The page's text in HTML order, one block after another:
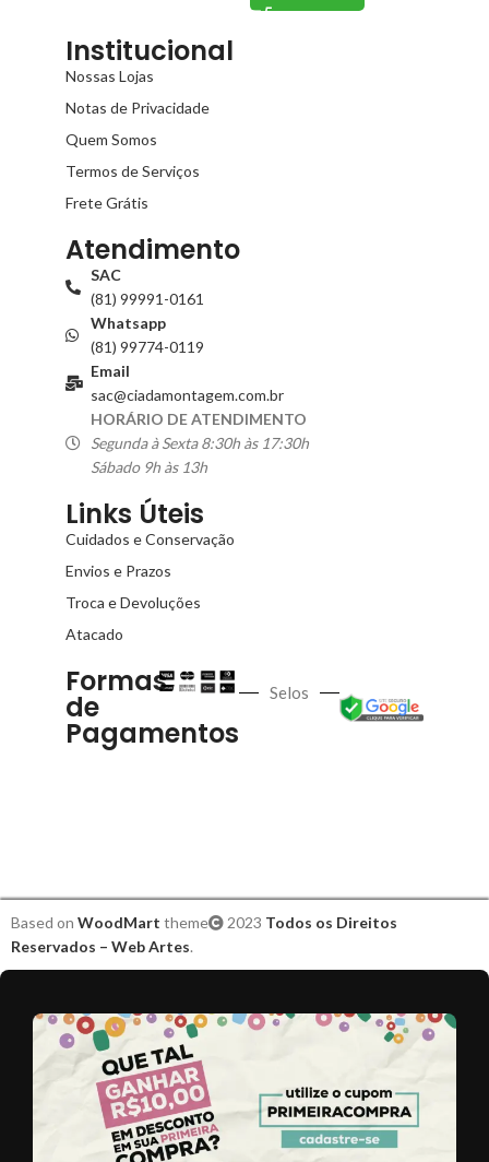
Institucional
Nossas Lojas
Notas de Privacidade
Quem Somos
Termos de Serviços
Frete Grátis
Atendimento
SAC
(81) 99991-0161
Whatsapp
(81) 99774-0119
Email
sac@ciadamontagem.com.br
HORÁRIO DE ATENDIMENTO
Segunda à Sexta 8:30h às 17:30h
Sábado 9h às 13h
Links Úteis
Cuidados e Conservação
Envios e Prazos
Troca e Devoluções
Atacado
Formas
de
Pagamentos
Selos
Based on WoodMart theme 2023 Todos os Direitos
Reservados – Web Artes.